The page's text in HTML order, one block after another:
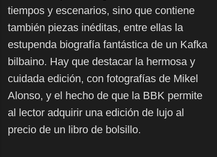
tiempos y escenarios, sino que contiene
también piezas inéditas, entre ellas la
estupenda biografía fantástica de un Kafka
bilbaino. Hay que destacar la hermosa y
cuidada edición, con fotografías de Mikel
Alonso, y el hecho de que la BBK permite
al lector adquirir una edición de lujo al
precio de un libro de bolsillo.